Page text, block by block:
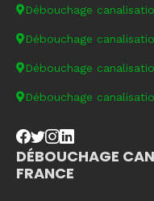
Débouchage
Débouchage
Débouchage
Débouchage
DÉBOUCHAGE
FRANCE